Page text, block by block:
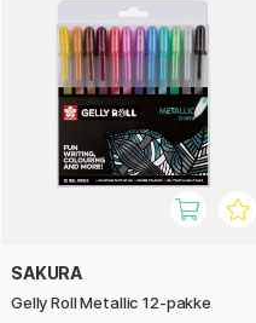
SAKURA
Gelly Roll Metallic 12-pakke